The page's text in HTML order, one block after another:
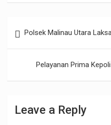
ce
o
o
k
tt at
A
p
p
navigation
Polsek Malinau Utara
Pelayanan Prima
Leave a Reply